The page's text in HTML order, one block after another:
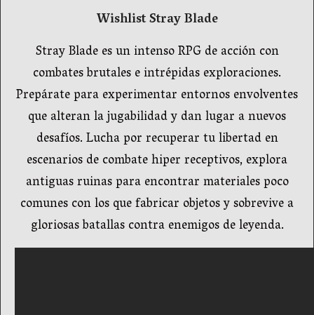
Wishlist Stray Blade
Stray Blade es un intenso RPG de acción con
combates brutales e intrépidas exploraciones.
Prepárate para experimentar entornos envolventes
que alteran la jugabilidad y dan lugar a nuevos
desafíos. Lucha por recuperar tu libertad en
escenarios de combate hiper receptivos, explora
antiguas ruinas para encontrar materiales poco
comunes con los que fabricar objetos y sobrevive a
gloriosas batallas contra enemigos de leyenda.